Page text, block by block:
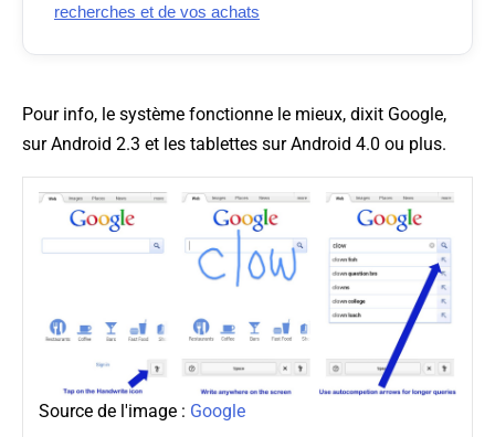
recherches et de vos achats
Pour info, le système fonctionne le mieux, dixit Google,
sur Android 2.3 et les tablettes sur Android 4.0 ou plus.
Source de l'image : Google